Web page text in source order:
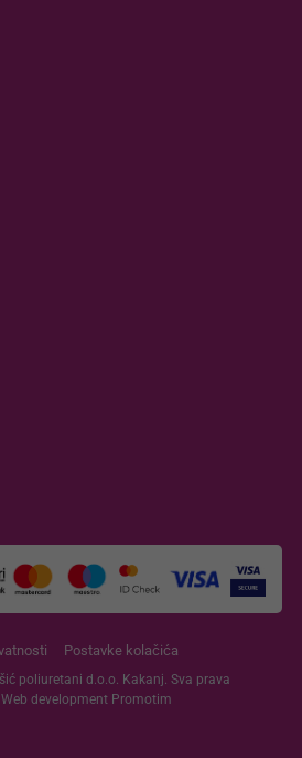
Postavke kolačića
poliuretani d.o.o. Kakanj. Sva prava
development Promotim